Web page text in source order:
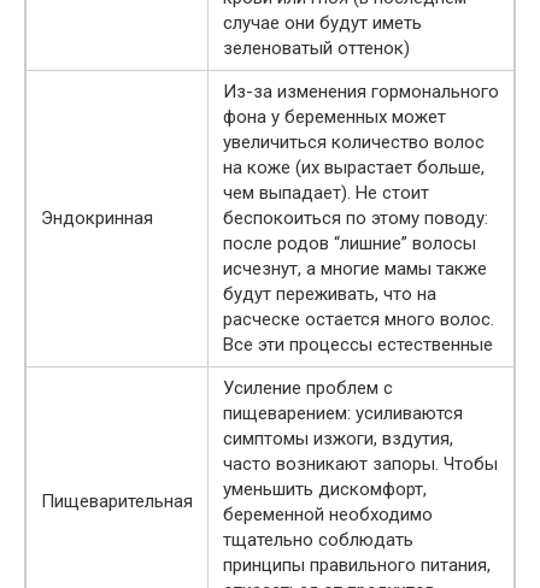
случае они будут иметь
зеленоватый оттенок)
Эндокринная
Из-за изменения гормонального
фона у беременных может
увеличиться количество волос
на коже (их вырастает больше,
чем выпадает). Не стоит
беспокоиться по этому поводу:
после родов “лишние” волосы
исчезнут, а многие мамы также
будут переживать, что на
расческе остается много волос.
Все эти процессы естественные
Пищеварительная
Усиление проблем с
пищеварением: усиливаются
симптомы изжоги, вздутия,
часто возникают запоры. Чтобы
уменьшить дискомфорт,
беременной необходимо
тщательно соблюдать
принципы правильного питания,